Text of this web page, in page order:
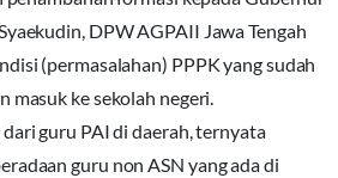
DPW AGPAII Jawa Tengah
(permasalahan) PPPK yang sudah
masuk ke sekolah negeri.
guru PAI di daerah, ternyata
guru non ASN yang ada di